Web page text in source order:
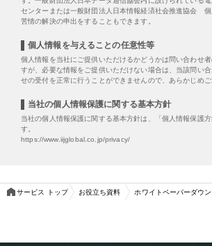
センターまたは一般財団法人日本情報経済社会推進協会
苦情の解決の申出をすることもできます。
個人情報を与えることの任意性等
個人情報を当社にご提供いただけるかどうかは問い合わせ
すが、必要な情報をご提供いただけない場合は、当該問い
せの受付を正常に行うことができませんので、あらかじめご
当社の個人情報保護に関する基本方針
当社の個人情報保護に関する基本方針は、「個人情報保護
す。
https://www.iijglobal.co.jp/privacy/
サービス トップ お役立ち資料 ホワイトペーパーダウ